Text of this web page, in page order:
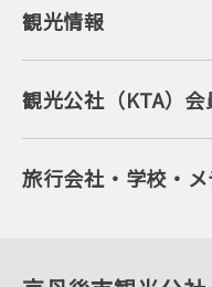
観光情報
ジオパークの絶景
キャンプ・グラン
自然景観
旬の食
フルーツ
美術館・資料館
観光公社（KTA）会
KTA会員コミュニティ
会員向けサービス
KTAニュースレター
会員加入・会員情報
旅行会社・学校・
プレスリリース